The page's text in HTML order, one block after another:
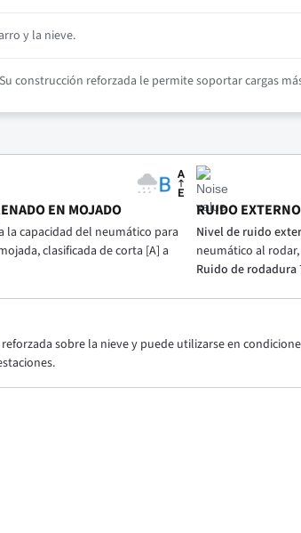
y la nieve.
construcción reforzada le permite soportar cargas
EN MOJADO
la capacidad del neumático para
clasificada de corta [A] a
RUIDO
Nivel de ruido
neumático al
Ruido de rodadura
sobre la nieve y puede utilizarse en